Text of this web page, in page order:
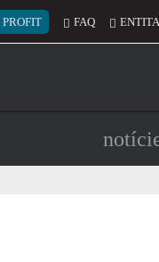
del compte
PROFIT FAQ